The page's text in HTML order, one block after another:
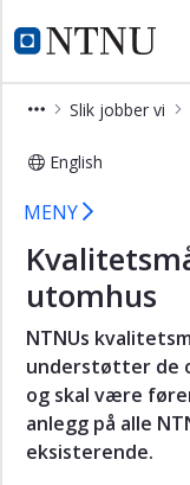
NTNU Hjemmeside
Slik jobber vi
English
×
Nyheter
og
Organisering
Prosjekter
Slik
vi
Involvering
Kvalitetsprinsipper
Kvalitetsmål
for
MENY
utomhus
NTNUs
understøtter de
og skal være
anlegg på alle
eksisterende.